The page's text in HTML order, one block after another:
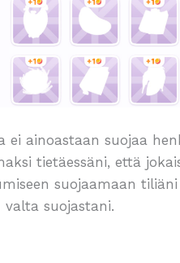
ei ainoastaan suojaa
tietäessäni, että
suojaamaan
suojastani.